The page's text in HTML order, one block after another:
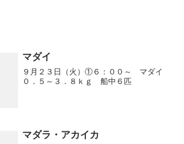
マダイ
９月２３日（火）①６：００～ マダイ
０．５～３．８ｋｇ 船中６匹
マダラ・アカイカ